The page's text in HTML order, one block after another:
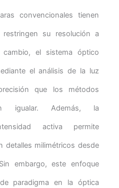
convencionales tienen
su resolución a
el sistema óptico
el análisis de la luz
que los métodos
igualar. Además, la
activa permite
detalles milimétricos desde
embargo, este enfoque
paradigma en la óptica